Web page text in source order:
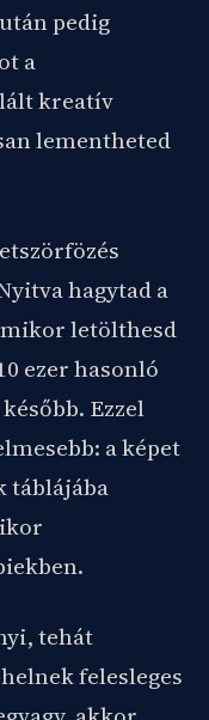
pedig
a
kreatív
lementheted
hagytad a
letölthesd
ezer hasonló
Ezzel
a képet
táblájába
tehát
felesleges